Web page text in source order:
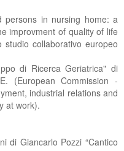
persons in nursing home: a
improvment of quality of life
collaborativo europeo
di Ricerca Geriatrica" di
(European Commission -
industrial relations and
at work).
di Giancarlo Pozzi “Cantico